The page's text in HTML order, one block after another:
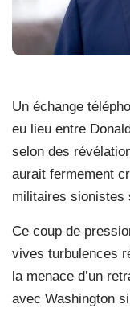
Un échange
eu lieu entre
selon des
aurait fermement
militaires sionistes
Ce coup de
vives turbulences
la menace d’un
avec Washington